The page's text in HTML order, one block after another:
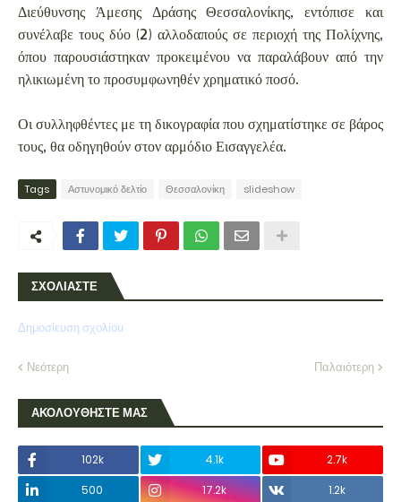
Διεύθυνσης Άμεσης Δράσης Θεσσαλονίκης, εντόπισε και
συνέλαβε τους δύο (2) αλλοδαπούς σε περιοχή της Πολίχνης,
όπου παρουσιάστηκαν προκειμένου να παραλάβουν από την
ηλικιωμένη το προσυμφωνηθέν χρηματικό ποσό.
Οι συλληφθέντες με τη δικογραφία που σχηματίστηκε σε βάρος
τους, θα οδηγηθούν στον αρμόδιο Εισαγγελέα.
Tags Αστυνομικό δελτίο Θεσσαλονίκη slideshow
ΣΧΟΛΙΑΣΤΕ
Δημοσίευση σχολίου
Νεότερη Παλαιότερη
ΑΚΟΛΟΥΘΗΣΤΕ ΜΑΣ
102k 4.1k
2.7k
500
17.2k 1.2k